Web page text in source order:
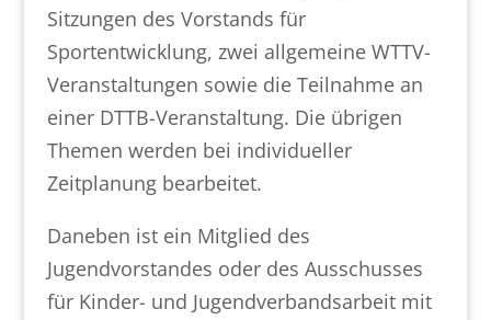
Sitzungen des Vorstands für
Sportentwicklung, zwei allgemeine WTTV-
Veranstaltungen sowie die Teilnahme an
einer DTTB-Veranstaltung. Die übrigen
Themen werden bei individueller
Zeitplanung bearbeitet.
Daneben ist ein Mitglied des
Jugendvorstandes oder des Ausschusses
für Kinder- und Jugendverbandsarbeit mit